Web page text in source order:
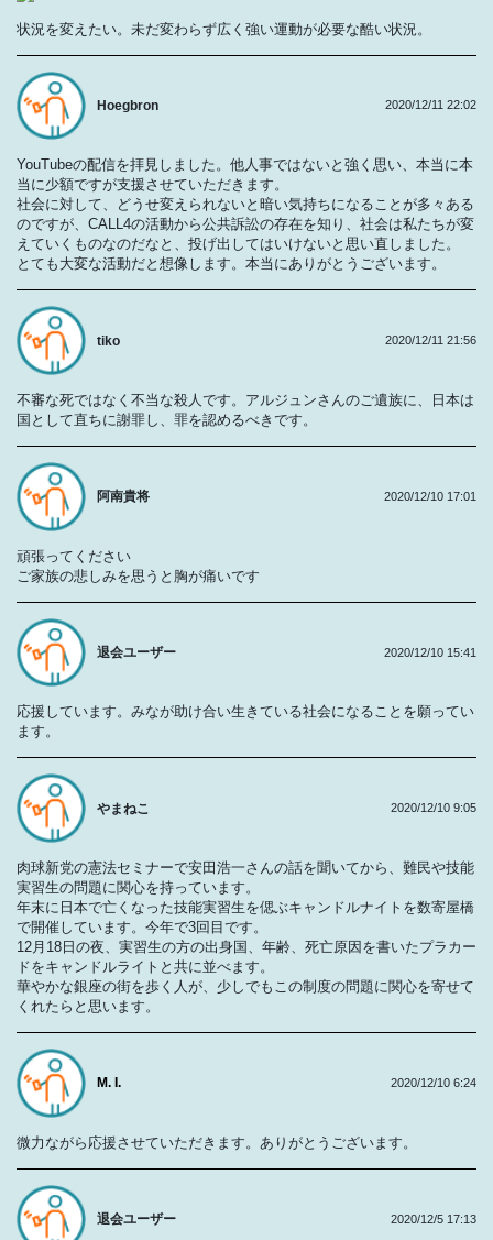
状況を変えたい。未だ変わらず広く強い運動が必要な酷い状況。
Hoegbron
YouTubeの配信を拝見しました。他人事ではないと強く思い、本当に本
当に少額ですが支援させていただきます。
社会に対して、どうせ変えられないと暗い気持ちになることが多々ある
のですが、CALL4の活動から公共訴訟の存在を知り、社会は私たちが変
えていくものなのだなと、投げ出してはいけないと思い直しました。
とても大変な活動だと想像します。本当にありがとうございます。
2020/12/11 22:02
tiko
不審な死ではなく不当な殺人です。アルジュンさんのご遺族に、日本は
国として直ちに謝罪し、罪を認めるべきです。
2020/12/11 21:56
阿南貴将
頑張ってください
ご家族の悲しみを思うと胸が痛いです
2020/12/10 17:01
退会ユーザー
応援しています。みなが助け合い生きている社会になることを願ってい
ます。
2020/12/10 15:41
やまねこ
肉球新党の憲法セミナーで安田浩一さんの話を聞いてから、難民や技能
実習生の問題に関心を持っています。
年末に日本で亡くなった技能実習生を偲ぶキャンドルナイトを数寄屋橋
で開催しています。今年で3回目です。
12月18日の夜、実習生の方の出身国、年齢、死亡原因を書いたプラカー
ドをキャンドルライトと共に並べます。
華やかな銀座の街を歩く人が、少しでもこの制度の問題に関心を寄せて
くれたらと思います。
2020/12/10 9:05
M. I.
微力ながら応援させていただきます。ありがとうございます。
2020/12/10 6:24
退会ユーザー 2020/12/5 17:13